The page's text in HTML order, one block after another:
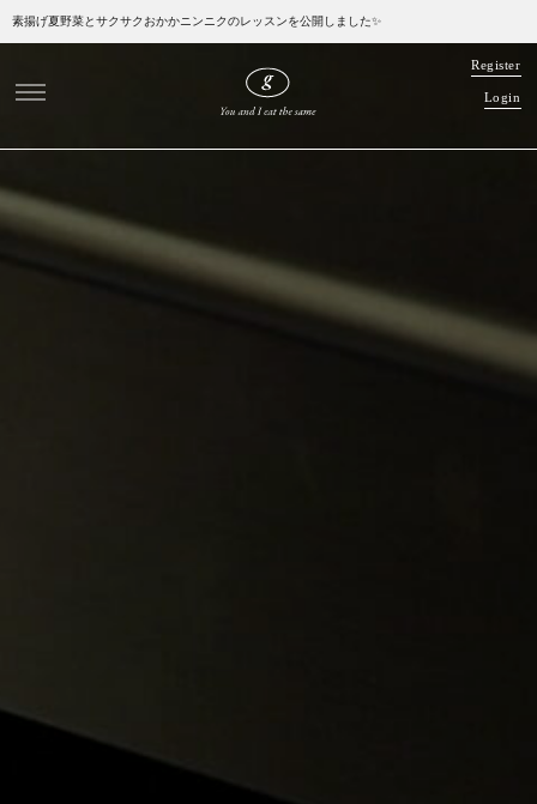
素揚げ夏野菜とサクサクおかかニンニクのレッスンを公開しました✨
Register
Login